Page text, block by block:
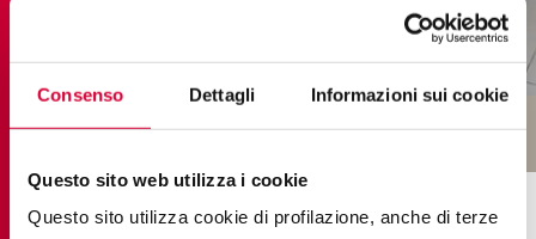
Consenso Dettagli Informazioni sui cookie
Questo sito web utilizza i cookie
Questo sito utilizza cookie di profilazione, anche di terze
brystone ivory
COLLECTIONS IN THE PROJECT